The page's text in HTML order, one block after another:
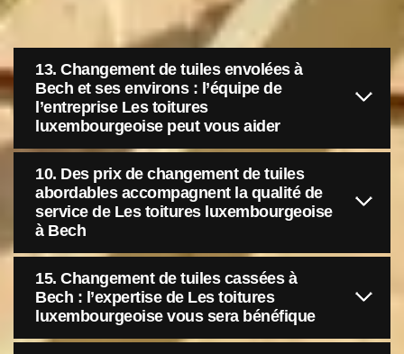
13. Changement de tuiles envolées à
Bech et ses environs : l’équipe de
l’entreprise Les toitures
luxembourgeoise peut vous aider
10. Des prix de changement de tuiles
abordables accompagnent la qualité de
service de Les toitures luxembourgeoise
à Bech
15. Changement de tuiles cassées à
Bech : l’expertise de Les toitures
luxembourgeoise vous sera bénéfique